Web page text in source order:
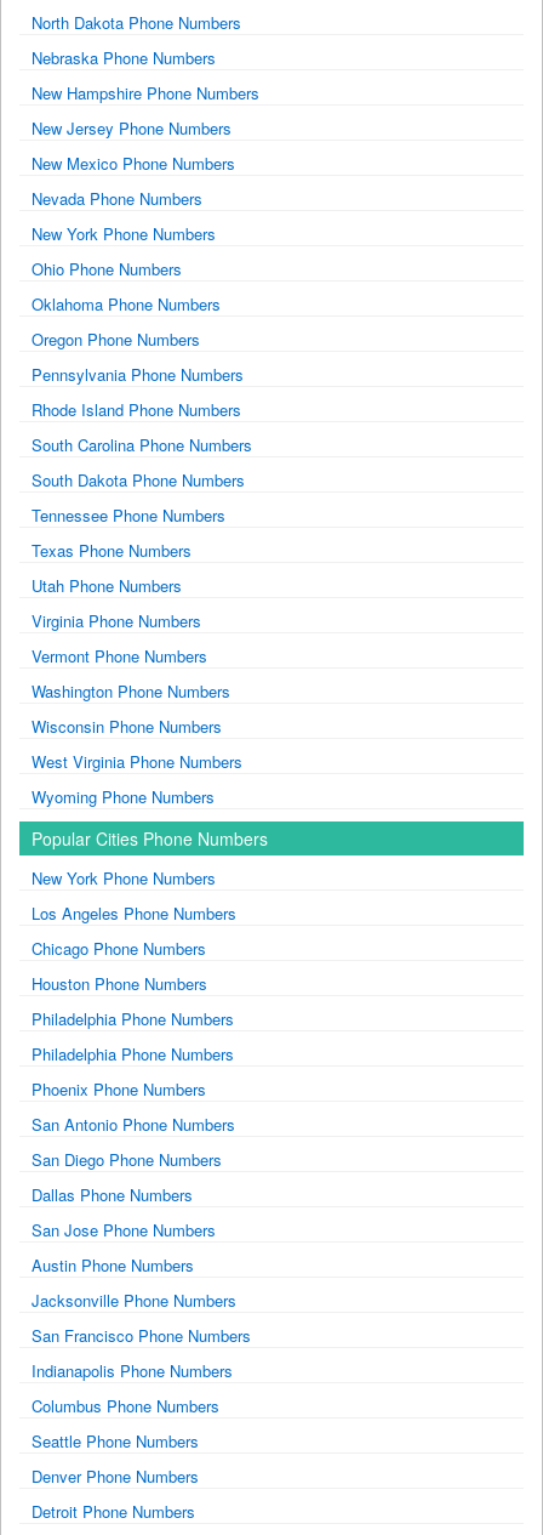
North Dakota Phone Numbers
Nebraska Phone Numbers
New Hampshire Phone Numbers
New Jersey Phone Numbers
New Mexico Phone Numbers
Nevada Phone Numbers
New York Phone Numbers
Ohio Phone Numbers
Oklahoma Phone Numbers
Oregon Phone Numbers
Pennsylvania Phone Numbers
Rhode Island Phone Numbers
South Carolina Phone Numbers
South Dakota Phone Numbers
Tennessee Phone Numbers
Texas Phone Numbers
Utah Phone Numbers
Virginia Phone Numbers
Vermont Phone Numbers
Washington Phone Numbers
Wisconsin Phone Numbers
West Virginia Phone Numbers
Wyoming Phone Numbers
Popular Cities Phone Numbers
New York Phone Numbers
Los Angeles Phone Numbers
Chicago Phone Numbers
Houston Phone Numbers
Philadelphia Phone Numbers
Philadelphia Phone Numbers
Phoenix Phone Numbers
San Antonio Phone Numbers
San Diego Phone Numbers
Dallas Phone Numbers
San Jose Phone Numbers
Austin Phone Numbers
Jacksonville Phone Numbers
San Francisco Phone Numbers
Indianapolis Phone Numbers
Columbus Phone Numbers
Seattle Phone Numbers
Denver Phone Numbers
Detroit Phone Numbers